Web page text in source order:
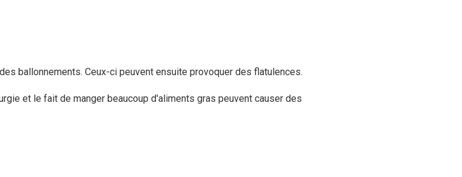
ballonnements. Ceux-ci peuvent ensuite provoquer des flatulences.
et le fait de manger beaucoup d'aliments gras peuvent causer des